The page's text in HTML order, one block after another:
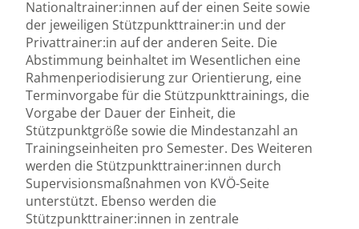
Nationaltrainer:innen auf der einen Seite sowie
der jeweiligen Stützpunkttrainer:in und der
Privattrainer:in auf der anderen Seite. Die
Abstimmung beinhaltet im Wesentlichen eine
Rahmenperiodisierung zur Orientierung, eine
Terminvorgabe für die Stützpunkttrainings, die
Vorgabe der Dauer der Einheit, die
Stützpunktgröße sowie die Mindestanzahl an
Trainingseinheiten pro Semester. Des Weiteren
werden die Stützpunkttrainer:innen durch
Supervisionsmaßnahmen von KVÖ-Seite
unterstützt. Ebenso werden die
Stützpunkttrainer:innen in zentrale